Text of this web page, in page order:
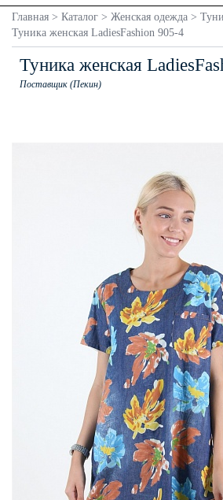
Главная > Каталог > Женская одежда >
Туника женская LadiesFashion 905-4
Туника женская
Поставщик (Пекин)